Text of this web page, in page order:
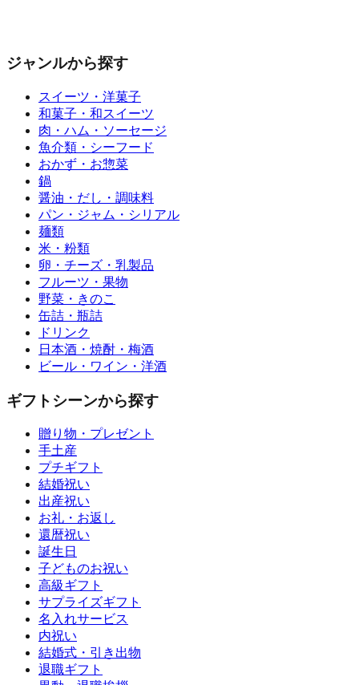
ジャンルから探す
スイーツ・洋菓子
和菓子・和スイーツ
肉・ハム・ソーセージ
魚介類・シーフード
おかず・お惣菜
鍋
醤油・だし・調味料
パン・ジャム・シリアル
麺類
米・粉類
卵・チーズ・乳製品
フルーツ・果物
野菜・きのこ
缶詰・瓶詰
ドリンク
日本酒・焼酎・梅酒
ビール・ワイン・洋酒
ギフトシーンから探す
贈り物・プレゼント
手土産
プチギフト
結婚祝い
出産祝い
お礼・お返し
還暦祝い
誕生日
子どものお祝い
高級ギフト
サプライズギフト
名入れサービス
内祝い
結婚式・引き出物
退職ギフト